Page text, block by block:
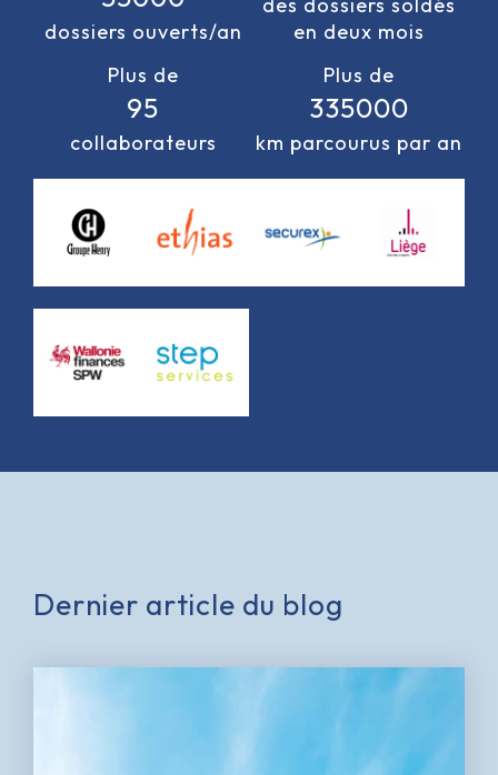
dossiers ouverts/an
en deux mois
Plus de
95
collaborateurs
Plus de
335000
km parcourus par an
Dernier article du blog